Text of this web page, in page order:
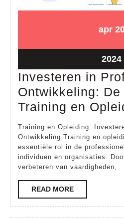
apr20
2024
Investeren in
Ontwikkeling:
Training en
Training en Opleiding:
Ontwikkeling Training en
essentiële rol in de
individuen en organisaties.
verbeteren van vaardigheden,
READ MOREREAD
MORE